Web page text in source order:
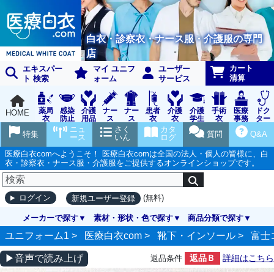
白衣・診察衣・ナース服・介護服の専門
店
エキスパー
ト 検索
マイ ユニフ
ォーム
ユーザー
サービス
カート
清算
HOME
薬局
衣
感染
防止
用品
介護
用品
ナー
ス
グッ
ズ
ナー
ス
ウェ
ア
患者
衣
介護
衣
介護
学生
実習
衣
手術
衣
医療
事務
受付
ドク
ター
ア
Q&A
質問
カタ
ログ
さく
いん
ニュ
ース
特集
医療白衣comへようこそ！ 医療白衣comは全国の法人・個人の皆様に、白
衣・診察衣・ナース服・介護服をご提供するオンラインショップです。
ログイン 新規ユーザー登録 (無料)
メーカーで探す 素材・形状・色で探す 商品分類で探す
ユニフォーム1 > 医療白衣com > 靴下・インソール > 富士
▶音声で読み上げ 返品条件 返品Ｂ 詳細はこちら